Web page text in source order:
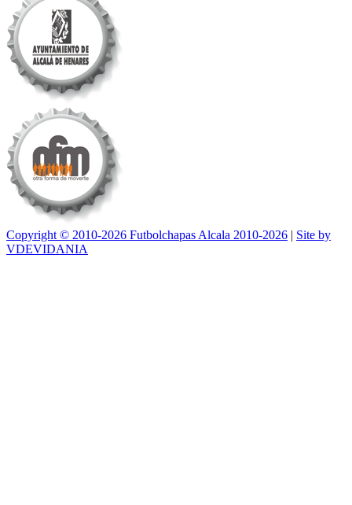
Copyright © 2010-2026 Futbolchapas Alcala 2010-2026 | Site by
VDEVIDANIA